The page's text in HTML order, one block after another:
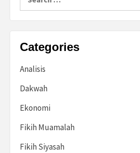
Categories
Analisis
Dakwah
Ekonomi
Fikih Muamalah
Fikih Siyasah